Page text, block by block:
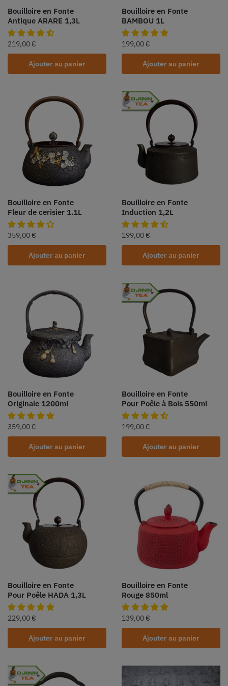
Bouilloire en Fonte
Antique ARARE 1,3L
219,00 €
Ajouter au panier
Bouilloire en Fonte
BAMBOU 1L
199,00 €
Ajouter au panier
Bouilloire en Fonte
Fleur de cerisier 1.1L
359,00 €
Ajouter au panier
Bouilloire en Fonte
Induction 1,2L
199,00 €
Ajouter au panier
Bouilloire en Fonte
Originale 1200ml
359,00 €
Ajouter au panier
Bouilloire en Fonte
Pour Poêle à Bois 550ml
199,00 €
Ajouter au panier
Bouilloire en Fonte
Pour Poêle HADA 1,3L
229,00 €
Ajouter au panier
Bouilloire en Fonte
Rouge 850ml
139,00 €
Ajouter au panier